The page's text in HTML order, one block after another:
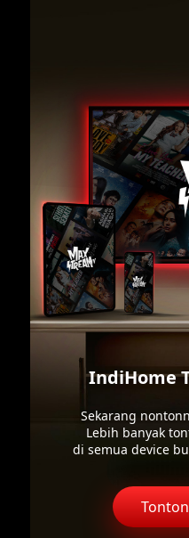
IndiHome
Sekarang
Lebih banyak
di semua device